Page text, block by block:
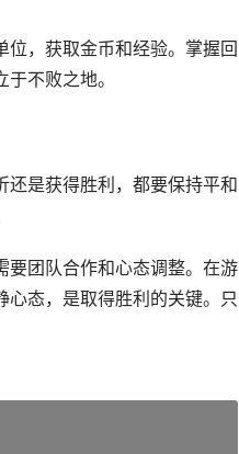
，获取金币和经验。掌握回
不败之地。
还是获得胜利，都要保持平和
要团队合作和心态调整。在游
态，是取得胜利的关键。只